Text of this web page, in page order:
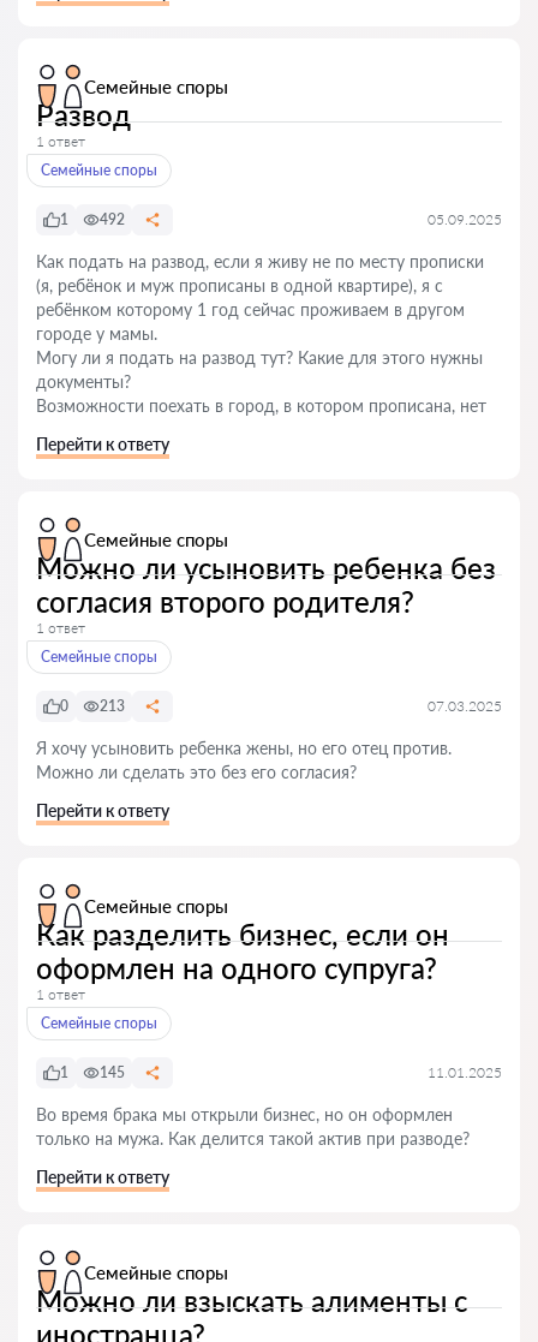
Семейные споры
Развод
1 ответ
Семейные споры
1 492 05.09.2025
Как подать на развод, если я живу не по месту прописки
(я, ребёнок и муж прописаны в одной квартире), я с
ребёнком которому 1 год сейчас проживаем в другом
городе у мамы.
Могу ли я подать на развод тут? Какие для этого нужны
документы?
Возможности поехать в город, в котором прописана, нет
Перейти к ответу
Семейные споры
Можно ли усыновить ребенка без
согласия второго родителя?
1 ответ
Семейные споры
0 213 07.03.2025
Я хочу усыновить ребенка жены, но его отец против.
Можно ли сделать это без его согласия?
Перейти к ответу
Семейные споры
Как разделить бизнес, если он
оформлен на одного супруга?
1 ответ
Семейные споры
1 145 11.01.2025
Во время брака мы открыли бизнес, но он оформлен
только на мужа. Как делится такой актив при разводе?
Перейти к ответу
Семейные споры
Можно ли взыскать алименты с
иностранца?